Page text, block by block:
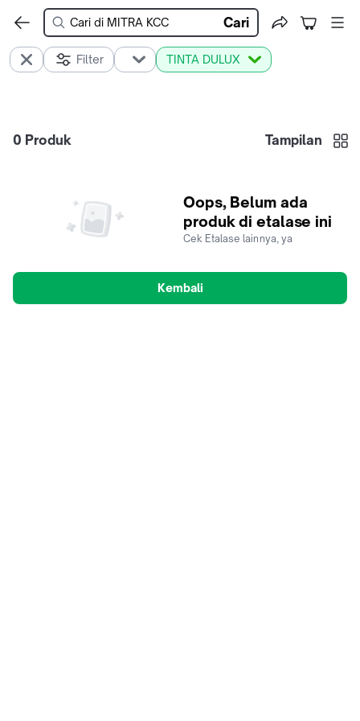
Cari
Filter TINTA DULUX
0 Produk Tampilan
Oops, Belum ada
produk di etalase ini
Cek Etalase lainnya, ya
Kembali